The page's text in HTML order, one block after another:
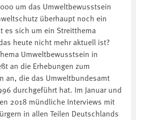
um das Umweltbewusstsein
überhaupt noch ein
es sich um ein Streitthema
heute nicht mehr aktuell ist?
Umweltbewusstsein in
an die Erhebungen zum
an, die das Umweltbundesamt
durchgeführt hat. Im Januar und
2018 mündliche Interviews mit
in allen Teilen Deutschlands